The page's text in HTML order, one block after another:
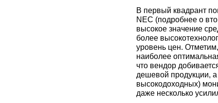
В первый квадрант
NEC (подробнее о
высокое значение
более
уровень цен.
наиболее
что вендор
дешевой продукции, а
высокодоходных)
даже несколько